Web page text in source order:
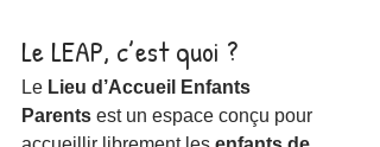
Le LEAP, c’est quoi ?
Le Lieu d’Accueil Enfants
Parents est un espace conçu pour